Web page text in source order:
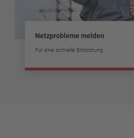
Netzprobleme melden
Für eine schnelle Entstörung